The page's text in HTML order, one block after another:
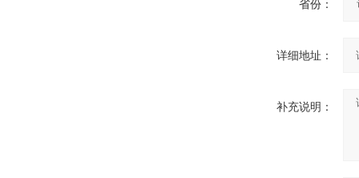
省份：
详细地址：
补充说明：